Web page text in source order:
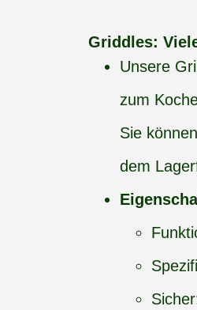
Griddles:
Unsere
zum
Sie
dem